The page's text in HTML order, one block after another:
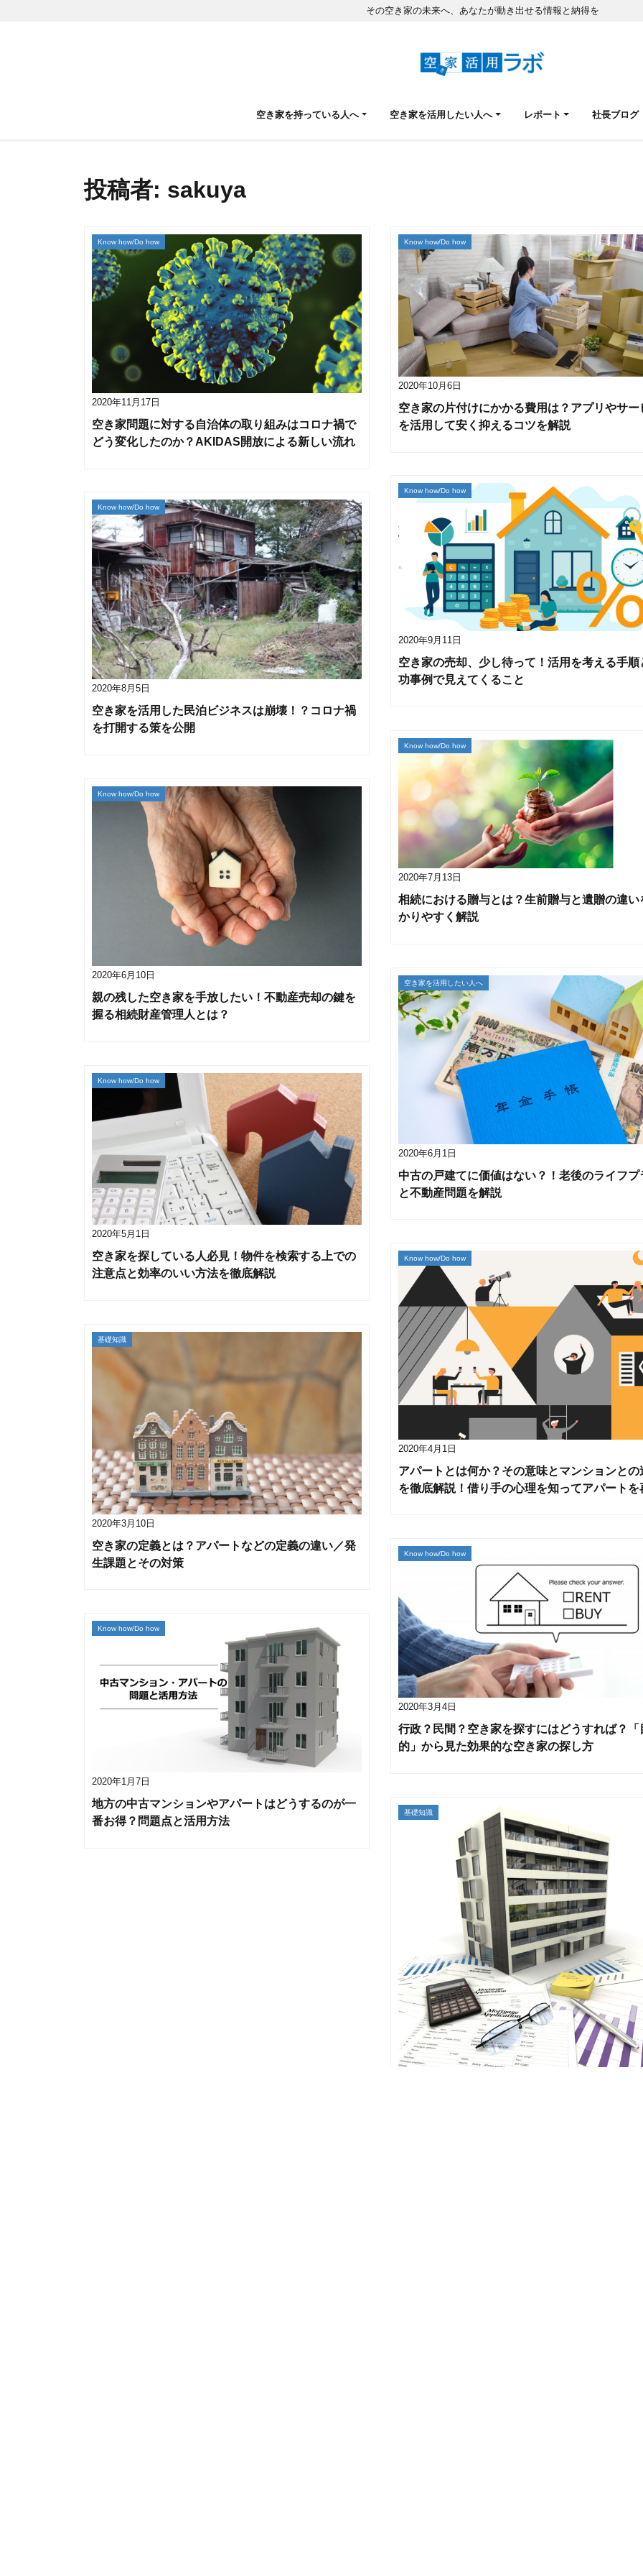
その空き家の未来へ、あなたが動き出せる情報と納得を
空き家を持っている人へ 空き家を活用したい人へ レポート 社長ブログ
投稿者: sakuya
2020年11月17日
Know how/Do how
空き家問題に対する自治体の取り組みはコロナ禍で
どう変化したのか？AKIDAS開放による新しい流れ
2020年10月6日
Know how/Do how
空き家の片付けにかかる費用は？アプリやサー
を活用して安く抑えるコツを解説
2020年9月11日
Know how/Do how
空き家の売却、少し待って！活用を考える手順
功事例で見えてくること
2020年8月5日
Know how/Do how
空き家を活用した民泊ビジネスは崩壊！？コロナ禍
を打開する策を公開
2020年7月13日
Know how/Do how
相続における贈与とは？生前贈与と遺贈の違い
かりやすく解説
2020年6月10日
Know how/Do how
親の残した空き家を手放したい！不動産売却の鍵を
握る相続財産管理人とは？
2020年6月1日
空き家を活用したい人へ
中古の戸建てに価値はない？！老後のライフプ
と不動産問題を解説
2020年5月1日
Know how/Do how
空き家を探している人必見！物件を検索する上での
注意点と効率のいい方法を徹底解説
2020年4月1日
Know how/Do how
アパートとは何か？その意味とマンションとの
を徹底解説！借り手の心理を知ってアパートを
2020年3月10日
基礎知識
空き家の定義とは？アパートなどの定義の違い／発
生課題とその対策
2020年3月4日
Know how/Do how
行政？民間？空き家を探すにはどうすれば？「
的」から見た効果的な空き家の探し方
2020年1月7日
Know how/Do how
地方の中古マンションやアパートはどうするのが一
番お得？問題点と活用方法
基礎知識